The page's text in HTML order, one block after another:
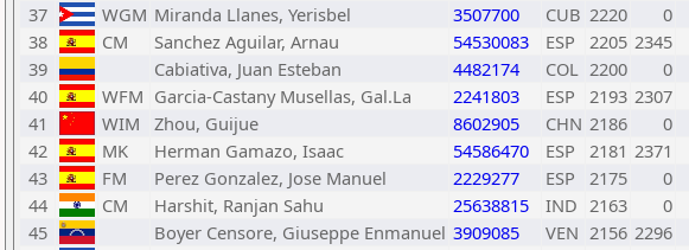
37
WGM Miranda Llanes, Yerisbel 3507700 CUB 2220 0
38
CM Sanchez Aguilar, Arnau 54530083 ESP 2205 2345
39
Cabiativa, Juan Esteban 4482174 COL 2200 0
40
WFM Garcia-Castany Musellas, Gal.La 2241803 ESP 2193 2307
41
WIM Zhou, Guijue 8602905 CHN 2186 0
42
MK Herman Gamazo, Isaac 54586470 ESP 2181 2371
43
FM Perez Gonzalez, Jose Manuel 2229277 ESP 2175 0
44
CM Harshit, Ranjan Sahu 25638815 IND 2163 0
45
Boyer Censore, Giuseppe Enmanuel 3909085 VEN 2156 2296